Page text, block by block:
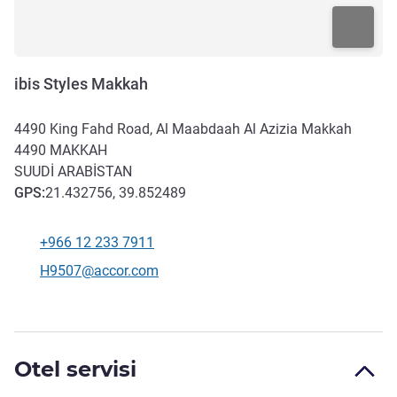
ibis Styles Makkah
4490 King Fahd Road, Al Maabdaah Al Azizia Makkah
4490 MAKKAH
SUUDI ARABISTAN
GPS:21.432756, 39.852489
Telefon
+966 12 233 7911
İletişim için e-posta
H9507@accor.com
Otel servisi